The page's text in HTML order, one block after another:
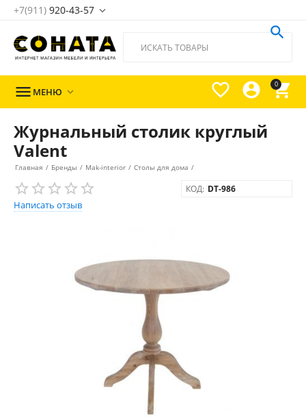
+7(911) 920-43-57 
0




 МЕНЮ 
Журнальный столик круглый
Valent
Главная / Бренды / Mak-interior / Столы для дома /
Написать отзыв
КОД: DT-986